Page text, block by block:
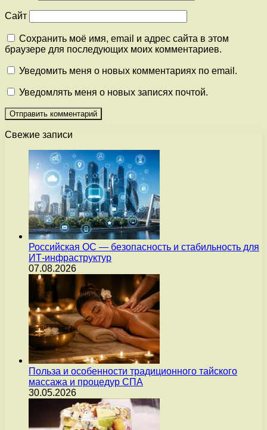
Сайт
Сохранить моё имя, email и адрес сайта в этом
браузере для последующих моих комментариев.
Уведомить меня о новых комментариях по email.
Уведомлять меня о новых записях почтой.
Свежие записи
Российская ОС — безопасность и стабильность для
ИТ-инфраструктур
07.08.2026
Польза и особенности традиционного тайского
массажа и процедур СПА
30.05.2026